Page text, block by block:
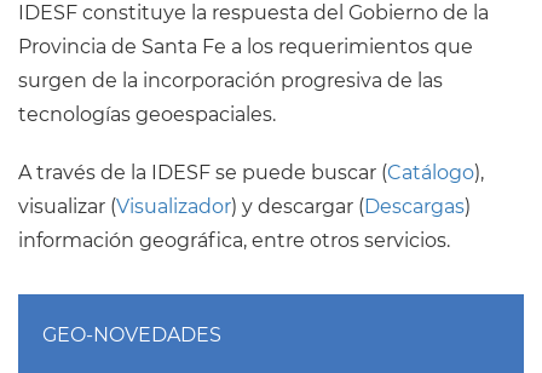
IDESF constituye la respuesta del Gobierno de la
Provincia de Santa Fe a los requerimientos que
surgen de la incorporación progresiva de las
tecnologías geoespaciales.
A través de la IDESF se puede buscar (Catálogo),
visualizar (Visualizador) y descargar ( Descargas)
información geográfica, entre otros servicios.
GEO-NOVEDADES